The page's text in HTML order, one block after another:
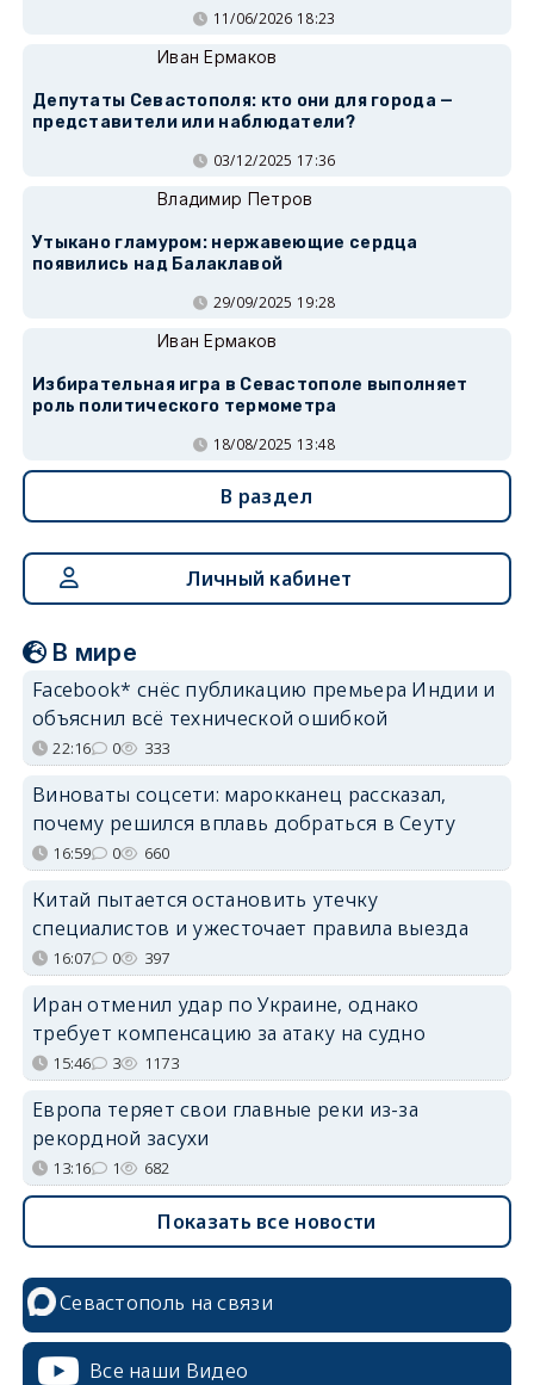
11/06/2026 18:23
Иван Ермаков
Депутаты Севастополя: кто они для города —
представители или наблюдатели?
03/12/2025 17:36
Владимир Петров
Утыкано гламуром: нержавеющие сердца
появились над Балаклавой
29/09/2025 19:28
Иван Ермаков
Избирательная игра в Севастополе выполняет
роль политического термометра
18/08/2025 13:48
В раздел
Личный кабинет
В мире
Facebook* снёс публикацию премьера Индии и
объяснил всё технической ошибкой
22:16 0 333
Виноваты соцсети: марокканец рассказал,
почему решился вплавь добраться в Сеуту
16:59 0 660
Китай пытается остановить утечку
специалистов и ужесточает правила выезда
16:07 0 397
Иран отменил удар по Украине, однако
требует компенсацию за атаку на судно
15:46 3 1173
Европа теряет свои главные реки из-за
рекордной засухи
13:16 1 682
Показать все новости
Севастополь на связи
Все наши Видео